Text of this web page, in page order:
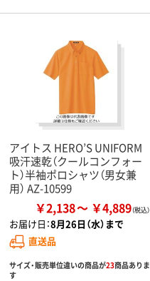
アイトス HERO’S UNIFORM
吸汗速乾（クールコンフォー
ト）半袖ポロシャツ（男女兼
用） AZ-10599
￥2,138 ￥4,889
お届け日：8月26日（水）まで
直送品
サイズ・販売単位違いの商品が23商品ありま
す